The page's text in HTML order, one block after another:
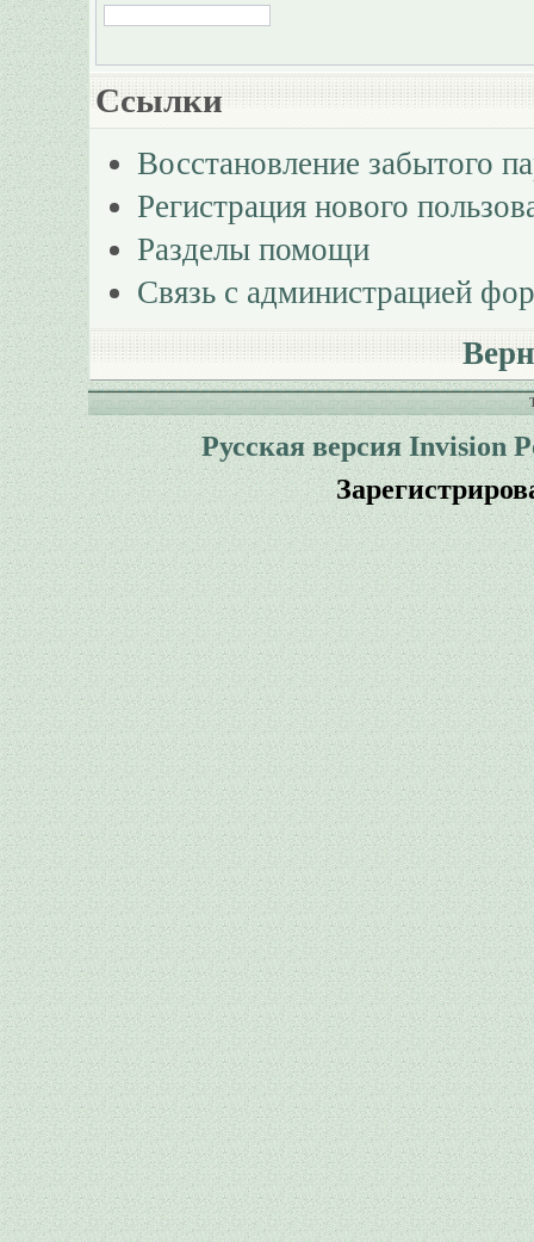
Ссылки
Восстановление забытого
Регистрация нового
Разделы помощи
Связь с администрацией
Русская версия Invision